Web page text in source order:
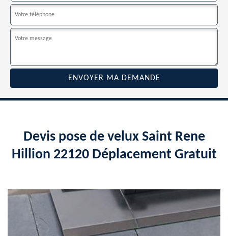
Devis pose de velux Saint Rene
Hillion 22120 Déplacement Gratuit